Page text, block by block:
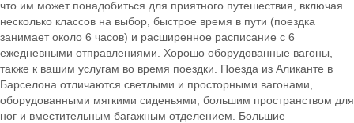
что им может понадобиться для приятного путешествия, включая
несколько классов на выбор, быстрое время в пути (поездка
занимает около 6 часов) и расширенное расписание с 6
ежедневными отправлениями. Хорошо оборудованные вагоны,
также к вашим услугам во время поездки. Поезда из Аликанте в
Барселона отличаются светлыми и просторными вагонами,
оборудованными мягкими сиденьями, большим пространством для
ног и вместительным багажным отделением. Большие